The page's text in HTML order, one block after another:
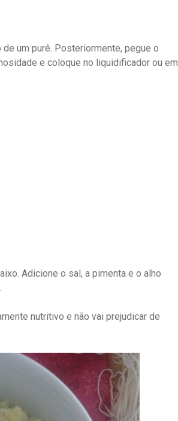
um purê. Posteriormente, pegue o
e coloque no liquidificador ou em
Adicione o sal, a pimenta e o alho
nutritivo e não vai prejudicar de